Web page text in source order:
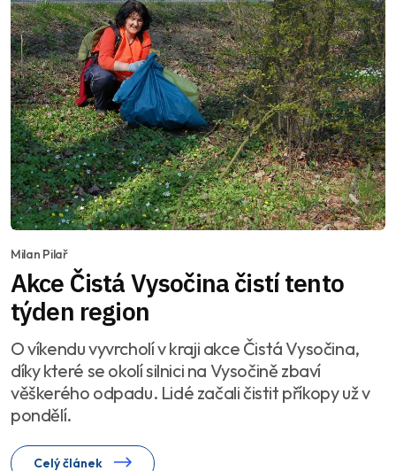
Milan Pilař
Akce Čistá Vysočina čistí tento
týden region
O víkendu vyvrcholí v kraji akce Čistá Vysočina,
díky které se okolí silnici na Vysočině zbaví
věškerého odpadu. Lidé začali čistit příkopy už v
pondělí.
Celý článek